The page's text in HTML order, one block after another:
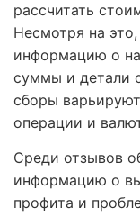
рассчитать
Несмотря на
информацию о
суммы и детали
сборы
операции и
Среди отзывов
информацию о
профита и